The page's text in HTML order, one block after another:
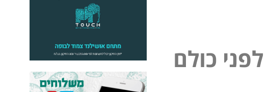
ל פ ני כולם נ